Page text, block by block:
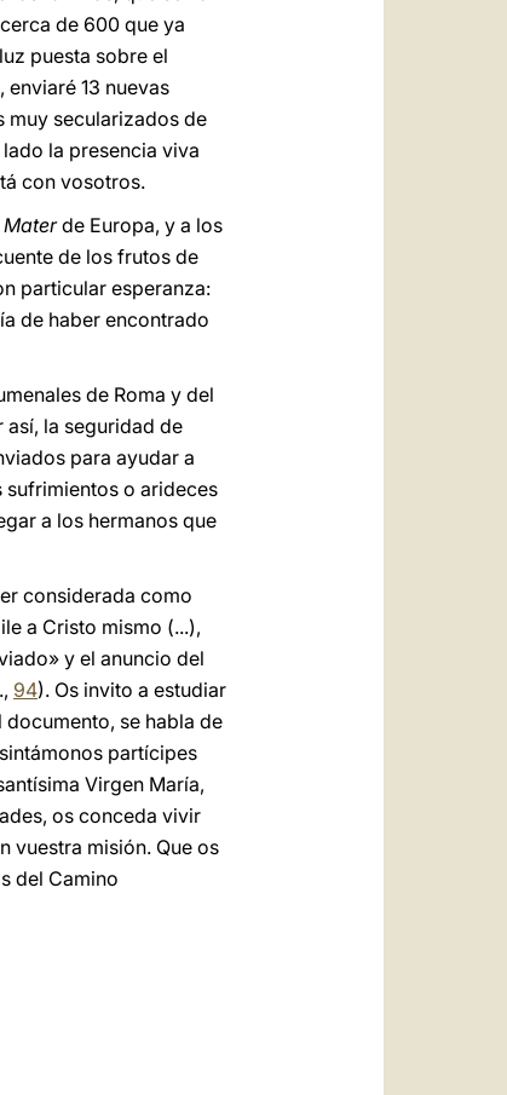
de 600 que ya
puesta sobre el
13 nuevas
muy secularizados de
la presencia viva
con vosotros.
de Europa, y a los
de los frutos de
particular esperanza:
de haber encontrado
de Roma y del
la seguridad de
para ayudar a
o arideces
a los hermanos que
considerada como
a Cristo mismo (...),
y el anuncio del
., 94). Os invito a estudiar
se habla de
partícipes
Virgen María,
os conceda vivir
vuestra misión. Que os
del Camino